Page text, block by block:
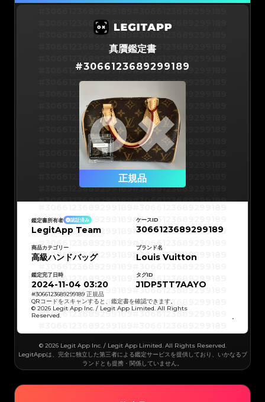
#3066123689299189#3066123689299189
#3066123689299189#3066123689299189
#3066123689299189#3066123689299189
#3066123689299189#3066123689299189
#3066123689299189#3066123689299189
#3066123689299189#3066123689299189
#3066123689299189#3066123689299189
#3066123689299189#3066123689299189
#3066123689299189#3066123689299189
#3066123689299189#3066123689299189
#3066123689299189#3066123689299189
#3066123689299189#3066123689299189
#3066123689299189#3066123689299189
#3066123689299189#3066123689299189
#3066123689299189
#3066123689299189
#3066123689299189
#3066123689299189
#3066123689299189
#3066123689299189
#3066123689299189
#3066123689299189
#3066123689299189
#3066123689299189
#3066123689299189
#3066123689299189
#3066123689299189
#3066123689299189#3066123689299189
#3066123689299189
#3066123689299189#3066123689299189
#3066123689299189#3066123689299189
#3066123689299189#3066123689299189
真贋鑑定書
#3066123689299189
正規品
#3066123689299189
#3066123689299189
#3066123689299189
#3066123689299189
#3066123689299189
#3066123689299189
#3066123689299189
#3066123689299189
#3066123689299189
#3066123689299189
#3066123689299189
#3066123689299189
#3066123689299189#3066123689299189
#3066123689299189#3066123689299189
#3066123689299189#3066123689299189
#3066123689299189#3066123689299189
#3066123689299189#3066123689299189
#3066123689299189#3066123689299189
#3066123689299189#3066123689299189
鑑定書所有者 認証済み
LegitApp Team
ケースID
3066123689299189
商品カテゴリー
高級ハンドバッグ
ブランド名
Louis Vuitton
鑑定完了日時
2024-11-04 03:20
タグID
J1DP5TT7AAYO
#3066123689299189 正規品
QRコードをスキャンすると、鑑定書を確認できます。
© 2026 Legit App Inc. / Legit App Limited. All Rights
Reserved.
© 2026 Legit App Inc. / Legit App Limited. All Rights Reserved.
LegitAppは、完全に独立した第三者による鑑定サービスを提供しており、いかなるブ
ランドとも提携・関係していません。